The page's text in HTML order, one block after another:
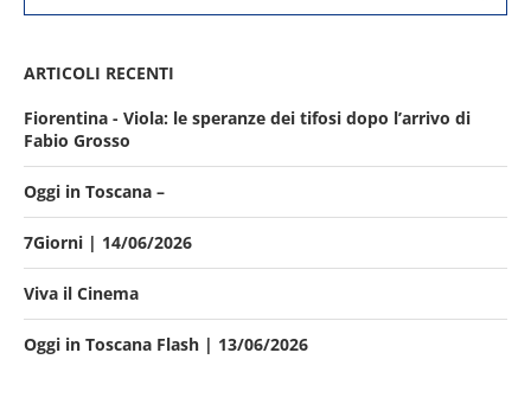
ARTICOLI RECENTI
Fiorentina - Viola: le speranze dei tifosi dopo l’arrivo di
Fabio Grosso
Oggi in Toscana –
7Giorni | 14/06/2026
Viva il Cinema
Oggi in Toscana Flash | 13/06/2026